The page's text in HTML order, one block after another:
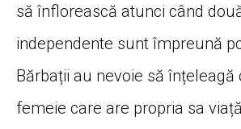
să înflorească atunci când
independente sunt împreună
Bărbații au nevoie să înțeleagă
femeie care are propria sa